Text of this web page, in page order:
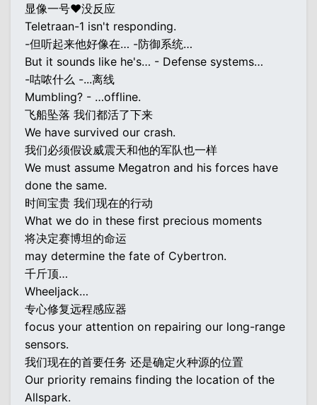
显像一号♥没反应
Teletraan-1 isn't responding.
-但听起来他好像在… -防御系统…
But it sounds like he's… - Defense systems…
-咕哝什么 -...离线
Mumbling? - …offline.
飞船坠落 我们都活了下来
We have survived our crash.
我们必须假设威震天和他的军队也一样
We must assume Megatron and his forces have
done the same.
时间宝贵 我们现在的行动
What we do in these first precious moments
将决定赛博坦的命运
may determine the fate of Cybertron.
千斤顶…
Wheeljack…
专心修复远程感应器
focus your attention on repairing our long-range
sensors.
我们现在的首要任务 还是确定火种源的位置
Our priority remains finding the location of the
Allspark.